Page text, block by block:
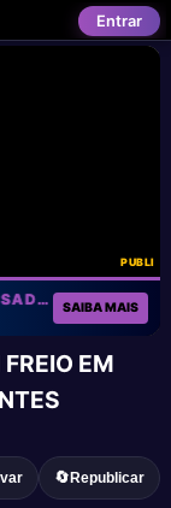
Entrar
PUBLI
O AUTOCONHECIMENTO NÃO MUDA O PASSADO! SAIBA MAIS
EM
🔄 Republicar